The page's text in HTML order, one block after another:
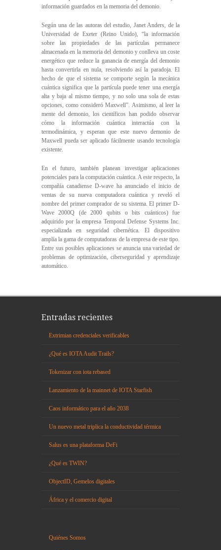
información guardados en la memoria del demonio.
Según una de las autoras del estudio, Janet Anders, de la
Universidad de Exeter (Reino Unido), “la información
sobre las propiedades de las partículas permanece
almacenada en la memoria del demonio y conlleva un coste
energético que reduce la ganancia de energía del demonio
hasta convertirla en nula, resolviendo así la paradoja. El
hecho de que el sistema se comporte según la mecánica
cuántica significa que la partícula puede tener una energía
alta y baja al mismo tiempo, y no solo una sola de estas
opciones, como consideró Maxwell”. Asimismo, al leer la
mente del demonio, los científicos han podido observar
cómo la información cuántica interactúa con la
termodinámica, y esperan que este nuevo demonio de
Maxwell pueda ser aplicado fácilmente usando tecnología
existente.
En el futuro, también planean investigar aplicaciones
potenciales para la computación cuántica. A este respecto, la
compañía canadiense D-wave ha anunciado el inicio de
ventas de su nueva computadora cuántica y reveló el
nombre del primer comprador de su sistema. El primer D-
Wave 2000Q (de 2000 qubits o bits cuánticos) fue
adquirido por la empresa Temporal Defense Systems Inc.
especializada en seguridad cibernética. El dispositivo
amplía la gama de computadoras de la empresa de este tipo.
Entre sus posibles aplicaciones se anuncia una variedad de
problemas de optimización, ciberseguridad y aprendizaje
automático.
Entradas recientes
Extrimian credenciales verificables
¿Qué es IOTA Audit Trails?
Tokenizar con iota rebased
Lanzamiento de la mainnet de IOTA Starfish
Caos informático para el año 2038
Un nuevo metal triplica la conductividad térmica
Salus es una plataforma DeFi
¿Qué es TWIN?
ObjectID, Gemelos digitales
África y el comercio digital
Quiénes Somos